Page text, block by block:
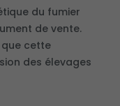
du fumier
de vente.
cette
des élevages